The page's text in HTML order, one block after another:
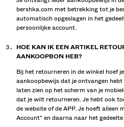
bershka.com met betrekking tot je
automatisch opgeslagen in het
persoonlijke account.
HOE KAN IK EEN ARTIKEL
AANKOOPBON HEB?
Bij het retourneren in de winkel hoef
aankoopbewijs dat je ontvangen
laten zien op het scherm van je
dat je wilt retourneren. Je hebt ook
de website of de APP. Je hoeft alleen
Account" en daarna naar het